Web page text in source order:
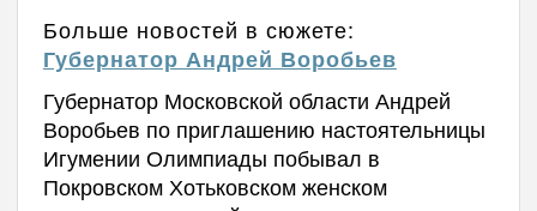
Больше новостей в сюжете:
Губернатор Андрей Воробьев
Губернатор Московской области Андрей
Воробьев по приглашению настоятельницы
Игумении Олимпиады побывал в
Покровском Хотьковском женском